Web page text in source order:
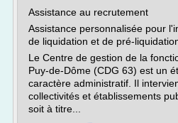
Assistance au recrutement
Assistance personnalisée pour
de liquidation et de pré-
Le Centre de gestion de la
Puy-de-Dôme (CDG 63) est un
caractère administratif. Il
collectivités et établissements
soit à titre...